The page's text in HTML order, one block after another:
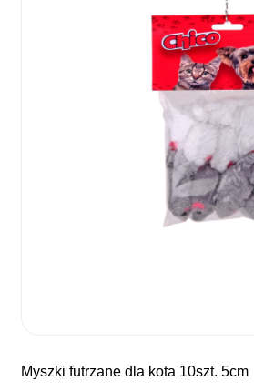
myszki futrzane dla kota 10szt. 5cm